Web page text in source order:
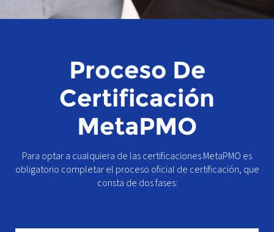
Proceso De
Certificación
MetaPMO
Para optar a cualquiera de las certificaciones MetaPMO es
obligatorio completar el proceso oficial de certificación, que
consta de dos fases: